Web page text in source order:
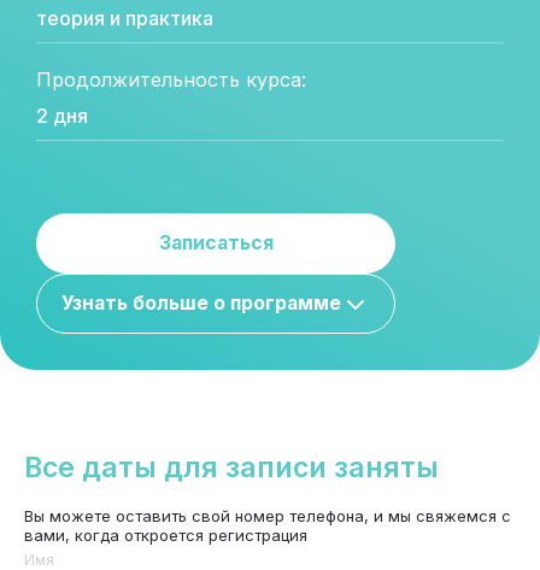
теория и практика
Продолжительность курса:
2 дня
Записаться
Узнать больше о программе
Все даты для записи заняты
Вы можете оставить свой номер телефона, и мы свяжемся с
вами, когда откроется регистрация
Имя